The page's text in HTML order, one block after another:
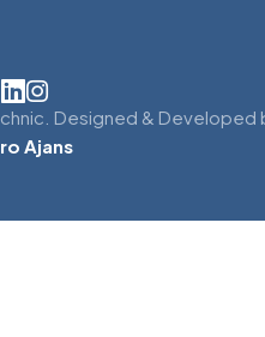
Designed & Developed
Ajans